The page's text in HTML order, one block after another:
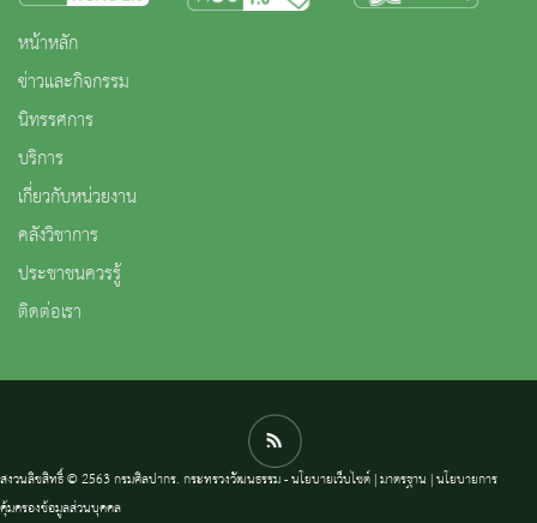
หน้าหลัก
ข่าวและกิจกรรม
นิทรรศการ
บริการ
เกี่ยวกับหน่วยงาน
คลังวิชาการ
ประชาชนควรรู้
ติดต่อเรา
สงวนลิขสิทธิ์ © 2563 กรมศิลปากร. กระทรวงวัฒนธรรม -นโยบายเว็บไซต์|มาตรฐาน |นโยบายการ
คุ้มครองข้อมูลส่วนบุคคล